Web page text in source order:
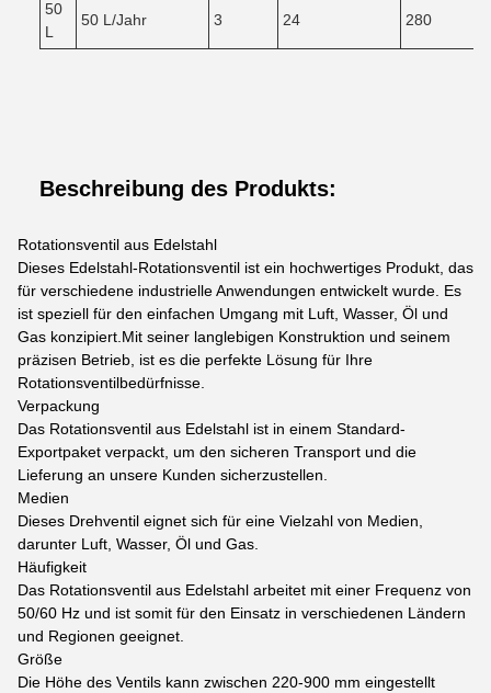
50
L
50 L/Jahr 3 24 280
Beschreibung des Produkts:
Rotationsventil aus Edelstahl
Dieses Edelstahl-Rotationsventil ist ein hochwertiges Produkt, das
für verschiedene industrielle Anwendungen entwickelt wurde. Es
ist speziell für den einfachen Umgang mit Luft, Wasser, Öl und
Gas konzipiert.Mit seiner langlebigen Konstruktion und seinem
präzisen Betrieb, ist es die perfekte Lösung für Ihre
Rotationsventilbedürfnisse.
Verpackung
Das Rotationsventil aus Edelstahl ist in einem Standard-
Exportpaket verpackt, um den sicheren Transport und die
Lieferung an unsere Kunden sicherzustellen.
Medien
Dieses Drehventil eignet sich für eine Vielzahl von Medien,
darunter Luft, Wasser, Öl und Gas.
Häufigkeit
Das Rotationsventil aus Edelstahl arbeitet mit einer Frequenz von
50/60 Hz und ist somit für den Einsatz in verschiedenen Ländern
und Regionen geeignet.
Größe
Die Höhe des Ventils kann zwischen 220-900 mm eingestellt